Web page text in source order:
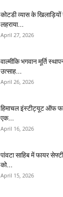
कोटडी व्यास के खिलाड़ियों
लहराया...
April 27, 2026
वाल्मीकि भगवान मूर्ति
उत्साह...
April 26, 2026
हिमाचल इंस्टीट्यूट ऑफ
एक...
April 16, 2026
पांवटा साहिब में फायर
को...
April 15, 2026